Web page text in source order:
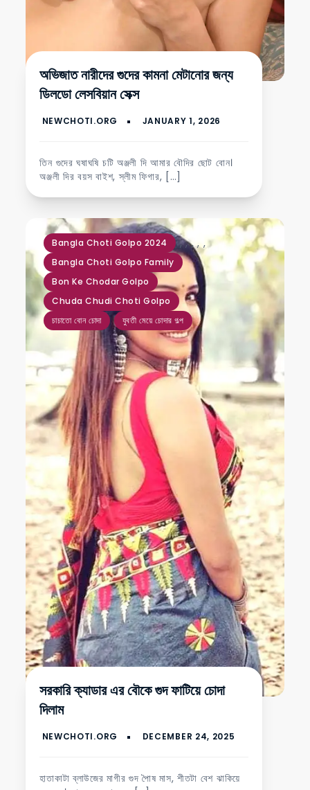
অভিজাত নারীদের গুদের কামনা মেটানোর জন্য
ডিলডো লেসবিয়ান সেক্স
তিন গুদের ঘষাঘষি চটি অঞ্জলী দি আমার বৌদির ছোট বোন।
অঞ্জলী দির বয়স বাইশ, স্লীম ফিগার, […]
Bangla Choti Golpo 2024 ,
Bangla Choti Golpo Family
,
Bon Ke Chodar Golpo
,
Chuda Chudi Choti Golpo
,
চাচাতো বোন চোদা
,
যুবতী মেয়ে চোদার গল্প
সরকারি ক্যাডার এর বৌকে গুদ ফাটিয়ে চোদা
দিলাম
হাতাকাটা ব্লাউজের মাগীর গুদ পৈাষ মাস, শীতটা বেশ ঝাকিয়ে